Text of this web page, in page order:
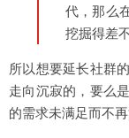
代，那么
挖掘得差
所以想要延长社群
走向沉寂的，要么
的需求未满足而不再